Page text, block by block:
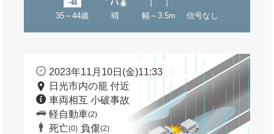
35～44歳 晴 幅～3.5m 信号なし
2023年11月10日(金)11:33
日光市内の籠 付近
車両相互 小破事故
軽自動車(2)
死亡(0) 負傷(2)